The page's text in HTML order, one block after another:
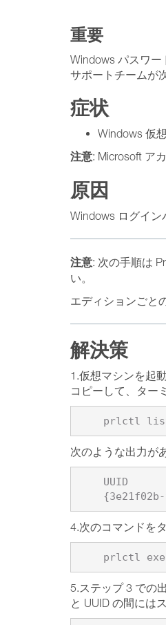
重要
Windows パスワー
サポートチームが
症状
Windows 仮
注意: Microsoft ア
原因
Windows ログイン
注意: 次の手順は
い。
エディションごと
解決策
1.仮想マシンを起
コピーして、ター
次のような出力が
4.次のコマンドを
5.ステップ 3 での
と UUID の間には